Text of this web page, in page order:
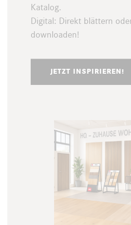
Katalog.
Digital: Direkt blättern
downloaden!
JETZT INSPIRIEREN!